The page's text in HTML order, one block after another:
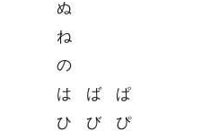
ぬ
ね
の
は
ば
ぱ
ひ
び
ぴ